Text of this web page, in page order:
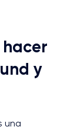
y
una